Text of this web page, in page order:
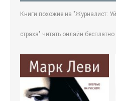
Книги похожие на "Журналист:
страха" читать онлайн